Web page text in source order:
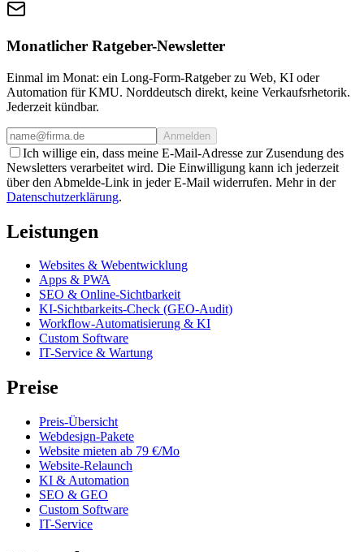
Monatlicher Ratgeber-Newsletter
Einmal im Monat: ein Long-Form-Ratgeber zu Web, KI oder
Automation für KMU. Norddeutsch direkt, keine Verkaufsrhetorik.
Jederzeit kündbar.
Anmelden
Ich willige ein, dass meine E-Mail-Adresse zur Zusendung des
Newsletters verarbeitet wird. Die Einwilligung kann ich jederzeit
über den Abmelde-Link in jeder E-Mail widerrufen. Mehr in der
Datenschutzerklärung.
Leistungen
Websites & Webentwicklung
Apps & PWA
SEO & Online-Sichtbarkeit
KI-Sichtbarkeits-Check (GEO-Audit)
Workflow-Automatisierung & KI
Custom Software
IT-Service & Wartung
Preise
Preis-Übersicht
Webdesign-Pakete
Website mieten ab 79 €/Mo
Website-Relaunch
KI & Automation
SEO & GEO
Custom Software
IT-Service